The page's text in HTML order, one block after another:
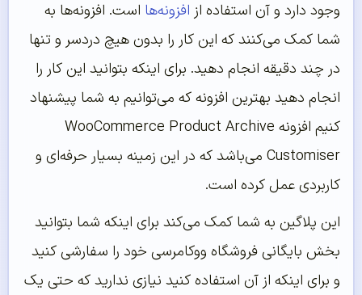
وجود دارد و آن استفاده از افزونه‌ها است. افزونه‌ها به
شما کمک می‌کنند که این کار را بدون هیچ دردسر و تنها
در چند دقیقه انجام دهید. برای اینکه بتوانید این کار را
انجام دهید بهترین افزونه که می‌توانیم به شما پیشنهاد
کنیم افزونه WooCommerce Product Archive
Customiser می‌باشد که در این زمینه بسیار حرفه‌ای و
کاربردی عمل کرده است.
این پلاگین به شما کمک می‌کند برای اینکه شما بتوانید
بخش بایگانی فروشگاه ووکامرسی خود را سفارشی کنید
و برای اینکه از آن استفاده کنید نیازی ندارید که حتی یک